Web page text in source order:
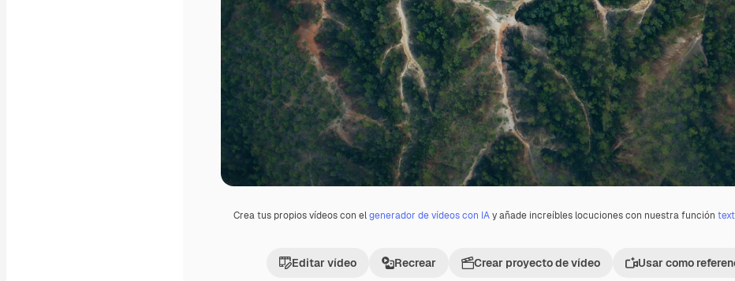
Crea tus propios vídeos con elgenerador de vídeos con IAy añade increíbles locuciones con nuestra función
Editar vídeo Recrear Crear proyecto de vídeo Usar como